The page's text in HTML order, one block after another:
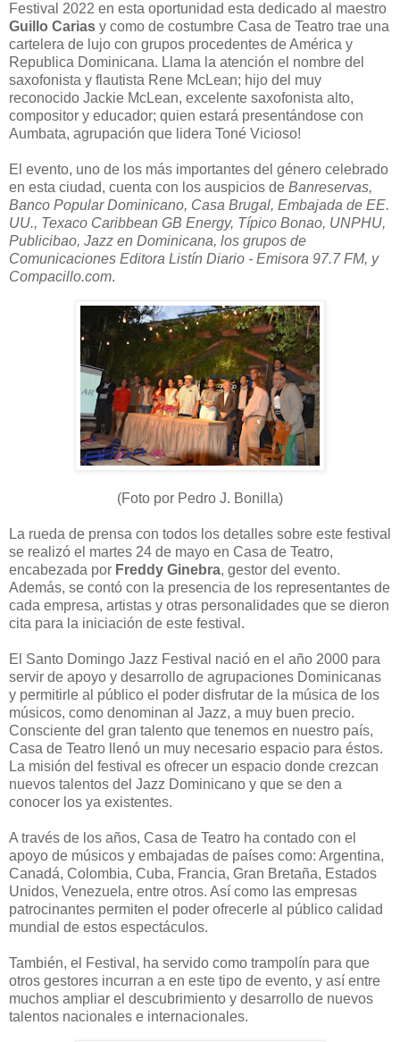
Festival 2022 en esta oportunidad esta dedicado al maestro
Guillo Carias y como de costumbre Casa de Teatro trae una
cartelera de lujo con grupos procedentes de América y
Republica Dominicana. Llama la atención el nombre del
saxofonista y flautista Rene McLean; hijo del muy
reconocido Jackie McLean, excelente saxofonista alto,
compositor y educador; quien estará presentándose con
Aumbata, agrupación que lidera Toné Vicioso!
El evento, uno de los más importantes del género celebrado
en esta ciudad, cuenta con los auspicios de Banreservas,
Banco Popular Dominicano, Casa Brugal, Embajada de EE.
UU., Texaco Caribbean GB Energy, Típico Bonao, UNPHU,
Publicibao, Jazz en Dominicana, los grupos de
Comunicaciones Editora Listín Diario - Emisora 97.7 FM, y
Compacillo.com.
(Foto por Pedro J. Bonilla)
La rueda de prensa con todos los detalles sobre este festival
se realizó el martes 24 de mayo en Casa de Teatro,
encabezada por Freddy Ginebra, gestor del evento.
Además, se contó con la presencia de los representantes de
cada empresa, artistas y otras personalidades que se dieron
cita para la iniciación de este festival.
El Santo Domingo Jazz Festival nació en el año 2000 para
servir de apoyo y desarrollo de agrupaciones Dominicanas
y permitirle al público el poder disfrutar de la música de los
músicos, como denominan al Jazz, a muy buen precio.
Consciente del gran talento que tenemos en nuestro país,
Casa de Teatro llenó un muy necesario espacio para éstos.
La misión del festival es ofrecer un espacio donde crezcan
nuevos talentos del Jazz Dominicano y que se den a
conocer los ya existentes.
A través de los años, Casa de Teatro ha contado con el
apoyo de músicos y embajadas de países como: Argentina,
Canadá, Colombia, Cuba, Francia, Gran Bretaña, Estados
Unidos, Venezuela, entre otros. Así como las empresas
patrocinantes permiten el poder ofrecerle al público calidad
mundial de estos espectáculos.
También, el Festival, ha servido como trampolín para que
otros gestores incurran a en este tipo de evento, y así entre
muchos ampliar el descubrimiento y desarrollo de nuevos
talentos nacionales e internacionales.